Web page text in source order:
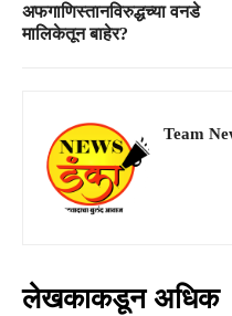
अफगाणिस्तानविरुद्धच्या वनडे
मालिकेतून बाहेर?
Team
लेखकाकडून अधिक